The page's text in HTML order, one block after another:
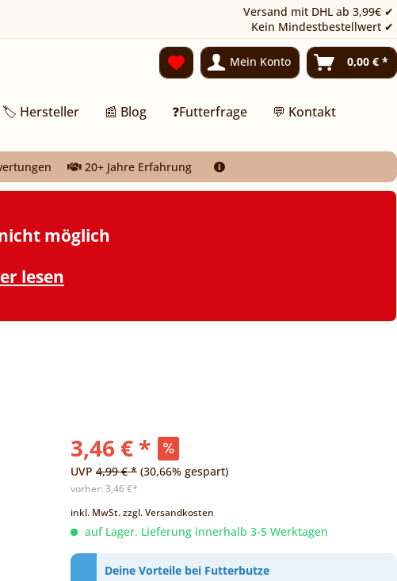
Versand mit DHL ab 3,99€ ✔
Kein Mindestbestellwert ✔
Mein Konto 0,00 € *
🏷️ Hersteller 📰 Blog ❓Futterfrage 💬 Kontakt
20+ Jahre Erfahrung
möglich
lesen
3,46 € *
UVP4,99 € * (30,66% gespart)
vorher:3,46 €*
inkl. MwSt.zzgl. Versandkosten
auf Lager. Lieferung innerhalb 3-5 Werktagen
Deine Vorteile bei Futterbutze